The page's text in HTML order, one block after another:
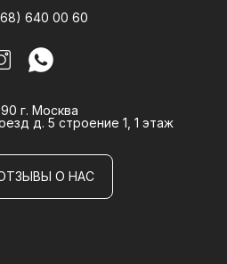
640 00 60
г. Москва
д. 5 строение 1, 1 этаж
О НАС